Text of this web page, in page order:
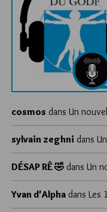
cosmos dans Un
sylvain zeghni dans
DÉSAP RÊ 🤣 dans Un
Yvan d'Alpha dans Les